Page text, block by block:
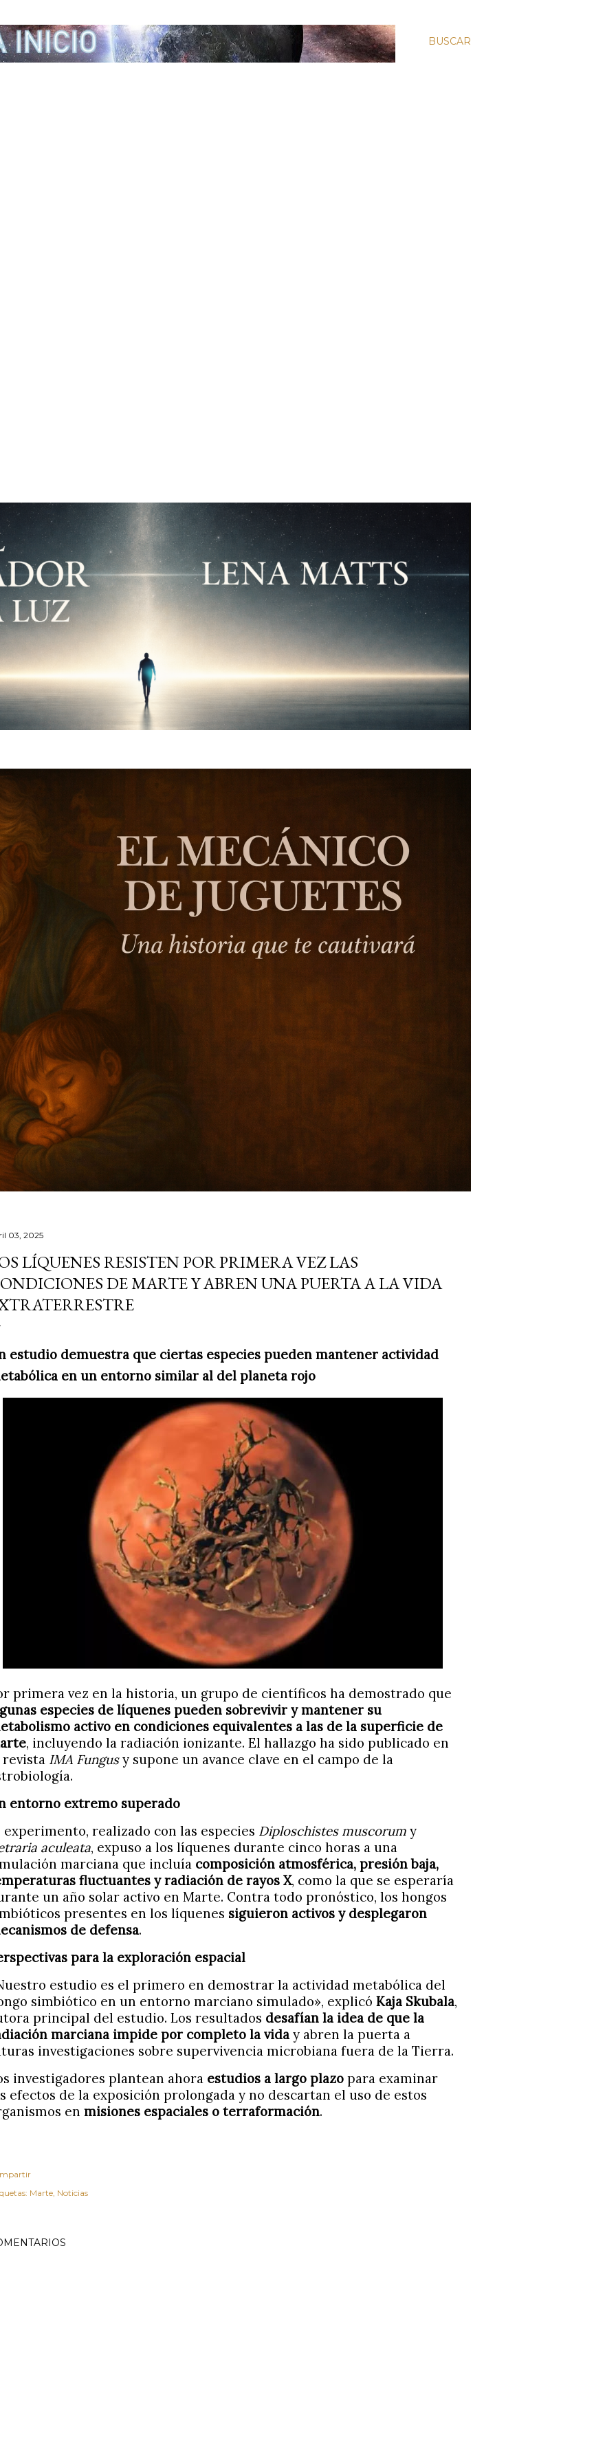
BUSCAR
03, 2025
LÍQUENES RESISTEN POR PRIMERA VEZ LAS
DE MARTE Y ABREN UNA PUERTA A LA VIDA
estudio demuestra que ciertas especies pueden mantener actividad
en un entorno similar al del planeta rojo
primera vez en la historia, un grupo de científicos ha demostrado que
especies de líquenes pueden sobrevivir y mantener su
activo en condiciones equivalentes a las de la superficie de
, incluyendo la radiación ionizante. El hallazgo ha sido publicado en
revista IMA Fungusy supone un avance clave en el campo de la
entorno extremo superado
experimento, realizado con las especies Diploschistes muscorum y
aculeata, expuso a los líquenes durante cinco horas a una
marciana que incluía composición atmosférica, presión baja,
fluctuantes y radiación de rayos X, como la que se esperaría
un año solar activo en Marte. Contra todo pronóstico, los hongos
presentes en los líquenes siguieron activos y desplegaron
de defensa.
para la exploración espacial
estudio es el primero en demostrar la actividad metabólica del
simbiótico en un entorno marciano simulado», explicó Kaja Skubala,
principal del estudio. Los resultados desafían la idea de que la
marciana impide por completo la vida y abren la puerta a
investigaciones sobre supervivencia microbiana fuera de la Tierra.
investigadores plantean ahora estudios a largo plazo para examinar
efectos de la exposición prolongada y no descartan el uso de estos
en misiones espaciales o terraformación.
Marte Noticias